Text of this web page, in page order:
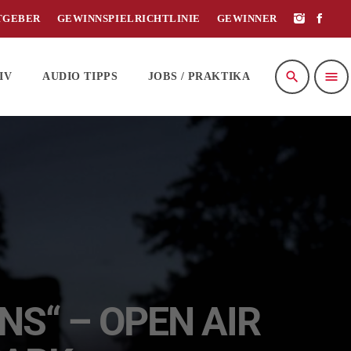
GEWINNSPIELRICHTLINIE GEWINNER
AUDIO TIPPS JOBS / PRAKTIKA search menu
– OPEN AIR